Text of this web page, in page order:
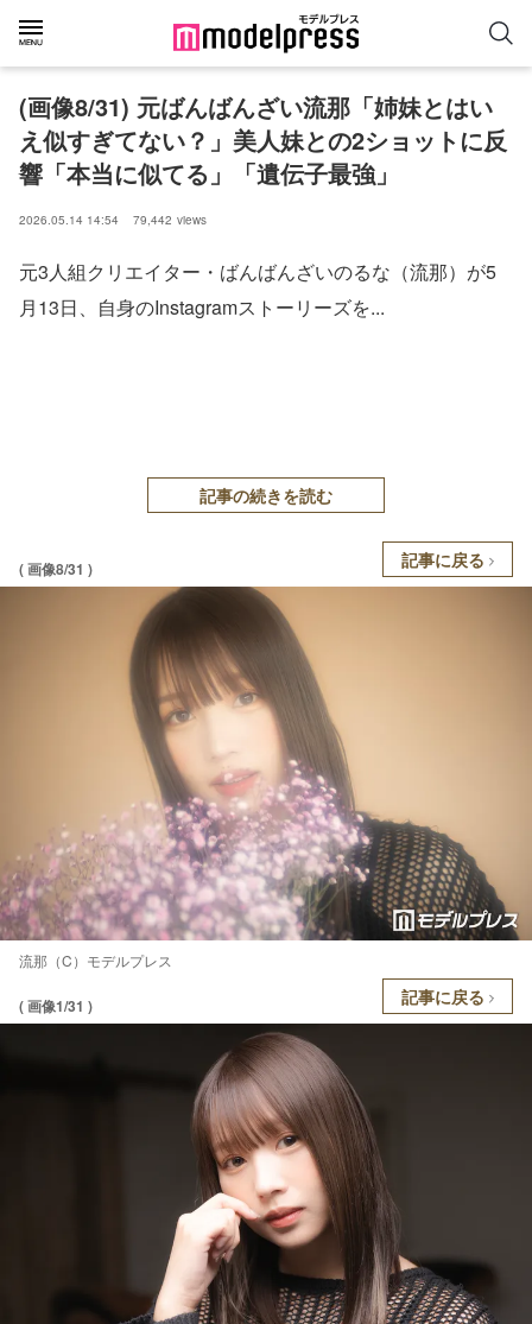
(画像8/31) 元ばんばんざい流那「姉妹とはい
え似すぎてない？」美人妹との2ショットに反
響「本当に似てる」「遺伝子最強」
2026.05.14 14:54 79,442 views
元3人組クリエイター・ばんばんざいのるな（流那）が5
月13日、自身のInstagramストーリーズを...
記事の続きを読む
( 画像8/31 ) 記事に戻る
流那（C）モデルプレス
( 画像1/31 ) 記事に戻る